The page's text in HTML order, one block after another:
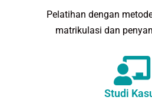
Pelatihan dengan
matrikulasi dan
Studi